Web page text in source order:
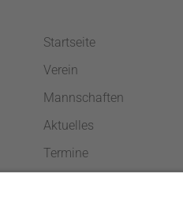
Startseite
Verein
Mannschaften
Aktuelles
Termine